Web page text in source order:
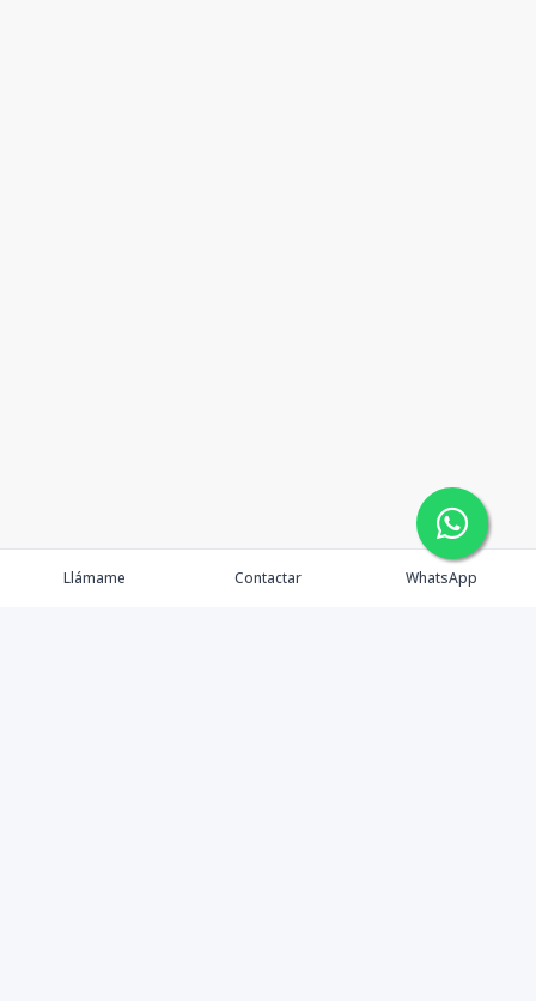
Llámame Contactar WhatsApp